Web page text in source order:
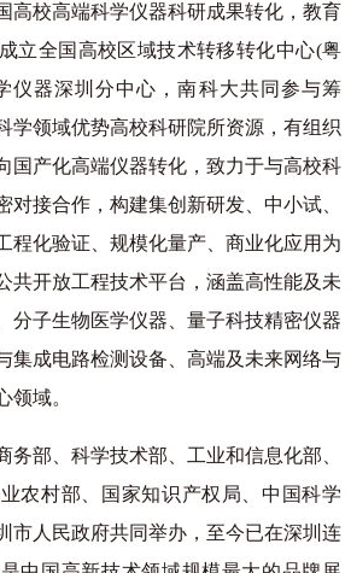
高校高端科学仪器科研成果转化，教育
立全国高校区域技术转移转化中心(粤
仪器深圳分中心，南科大共同参与筹
学领域优势高校科研院所资源，有组织
国产化高端仪器转化，致力于与高校科
对接合作，构建集创新研发、中小试、
程化验证、规模化量产、商业化应用为
共开放工程技术平台，涵盖高性能及未
分子生物医学仪器、量子科技精密仪器
集成电路检测设备、高端及未来网络与
领域。
务部、科学技术部、工业和信息化部、
农村部、国家知识产权局、中国科学
市人民政府共同举办，至今已在深圳连